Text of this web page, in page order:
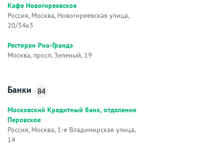
Кафе Новогиреевское
Россия, Москва, Новогиреевская улица,
20/34к3
Ресторан Рио-Грандэ
Москва, просп. Зеленый, 19
Банки 84
Московский Кредитный банк, отделение
Перовское
Россия, Москва, 1-я Владимирская улица,
14